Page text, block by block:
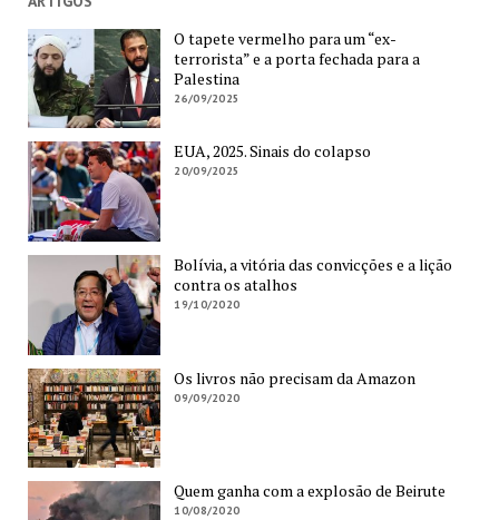
O tapete vermelho para um “ex-
terrorista” e a porta fechada para a
Palestina
26/09/2025
EUA, 2025. Sinais do colapso
20/09/2025
Bolívia, a vitória das convicções e a lição
contra os atalhos
19/10/2020
Os livros não precisam da Amazon
09/09/2020
Quem ganha com a explosão de Beirute
10/08/2020